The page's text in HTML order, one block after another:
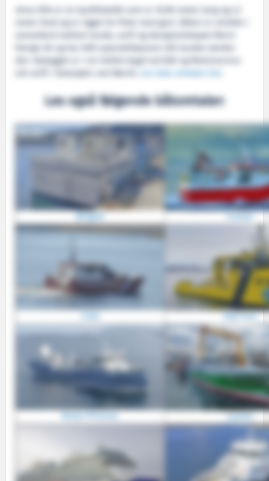
er en kystfiskebåt som er 10,98 meter lang og 4,7
meter bred og er rigget for fiske med garn. Båten er utviklet i
samarbeid mellom kunde, verft og designselskapet Marin
Design AS og har blitt spesialtilpasset slik kunden ønsker
den. Nybygget er i sin helhet bygd ved Båt og Motorservice
sitt verft i Dalasjøen ved Rørvik.
Les også følgende båtomtaler:
Østgutt Fromar
Lista FDA Finn
Ronja Princess Lauren